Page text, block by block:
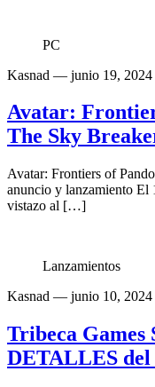
PC
Kasnad — junio 19, 2024
Avatar:
The Sky
Avatar: Frontiers of
anuncio y lanzamiento
vistazo al […]
Lanzamientos
Kasnad — junio 10, 2024
Tribeca Games
DETALLES